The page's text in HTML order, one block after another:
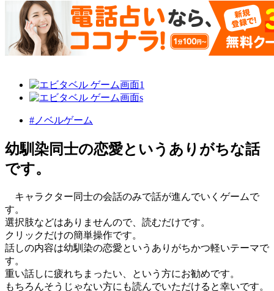
#ノベルゲーム
幼馴染同士の恋愛というありがちな話
です。
キャラクター同士の会話のみで話が進んでいくゲームで
す。
選択肢などはありませんので、読むだけです。
クリックだけの簡単操作です。
話しの内容は幼馴染の恋愛というありがちかつ軽いテーマで
す。
重い話しに疲れちまったい、という方にお勧めです。
もちろんそうじゃない方にも読んでいただけると幸いです。